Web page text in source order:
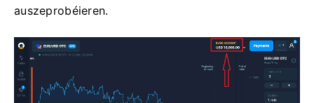
auszeprobéieren.